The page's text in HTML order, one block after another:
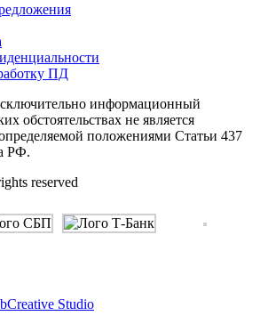
ПД
информационный
обстоятельствах не является
положениями Статьи 437
РФ.
reserved
Studio